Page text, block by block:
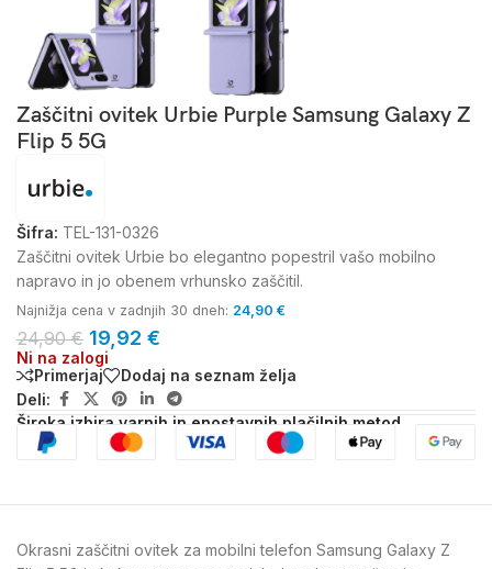
Zaščitni ovitek Urbie Purple Samsung Galaxy Z
Flip 5 5G
Šifra: TEL-131-0326
Zaščitni ovitek Urbie bo elegantno popestril vašo mobilno
napravo in jo obenem vrhunsko zaščitil.
Najnižja cena v zadnjih 30 dneh: 24,90 €
24,90€ 19,92 €
Ni na zalogi
Primerjaj
Dodaj na seznam želja
Deli:
Široka izbira varnih in enostavnih plačilnih metod
Okrasni zaščitni ovitek za mobilni telefon Samsung Galaxy Z